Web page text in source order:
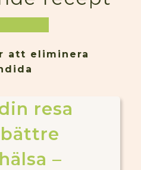
att eliminera
resa
–